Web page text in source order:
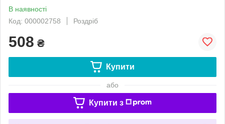
В наявності
Код: 000002758
Роздріб
508 ₴
Купити
або
Купити з